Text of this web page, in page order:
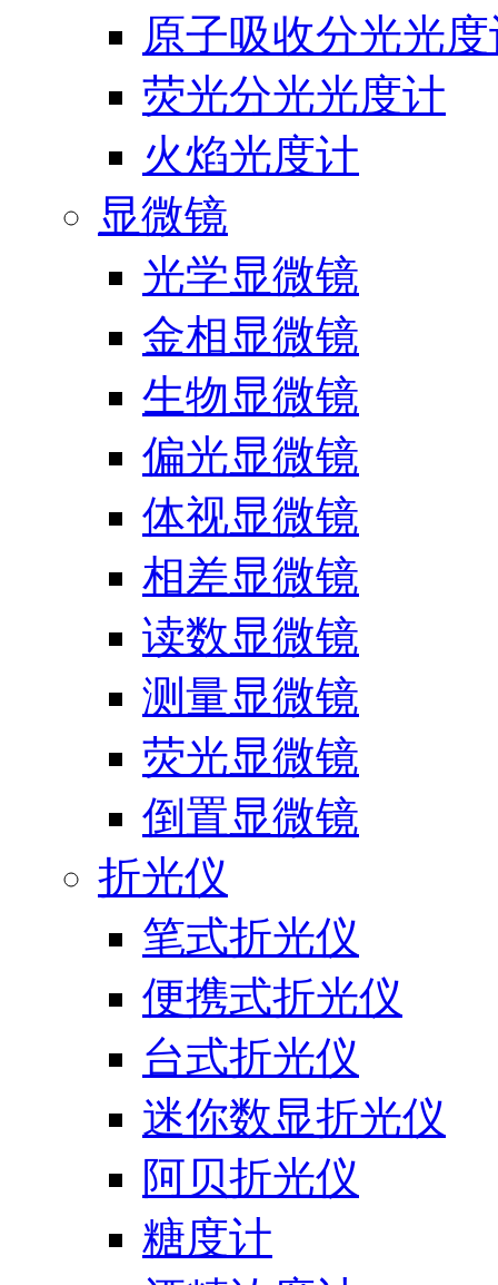
原子吸收分光光
荧光分光光度计
火焰光度计
显微镜
光学显微镜
金相显微镜
生物显微镜
偏光显微镜
体视显微镜
相差显微镜
读数显微镜
测量显微镜
荧光显微镜
倒置显微镜
折光仪
笔式折光仪
便携式折光仪
台式折光仪
迷你数显折光仪
阿贝折光仪
糖度计